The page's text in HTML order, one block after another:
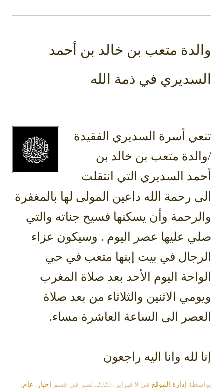
والدة متعب بن خالد بن أحمد
السديري في ذمة الله
تنعي أسرة السديري الفقيدة
/والدة متعب بن خالد بن
أحمد السديري التي انتقلت
الى رحمة الله داعين المولى لها بالمغفرة
والرحمة وأن يسكنها فسيح جناته والتي
صلي عليها عصر اليوم . وسيكون عزاء
الرجال في بيت إبنها متعب في حي
الواحة اليوم الأحد بعد صلاة المغرب
ويومي الاثنين والثلاثاء من بعد صلاة
العصر الى الساعة العاشرة مساء.
إنا لله وانا اليه راجعون
بواسطة إدارة الموقع في 9 فبراير، 2020 . نشر في قسم اخبار , عام,